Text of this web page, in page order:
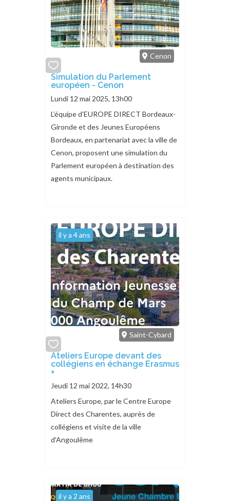
Cenon
add
or
remove
Simulation du Parlement
européen - Cenon
Lundi 12 mai 2025, 13h00
L’équipe d’EUROPE DIRECT Bordeaux-
Gironde et des Jeunes Européens
Bordeaux, en partenariat avec la ville de
Cenon, proposent une simulation du
Parlement européen à destination des
agents municipaux.
il y a 4 ans
Saint-Cybard
add
or
Ateliers Europe devant des
collégiens en échange Erasmus
+
Jeudi 12 mai 2022, 14h30
Ateliers Europe, par le Centre Europe
Direct des Charentes, auprès de
collégiens et visite de la ville
d'Angoulême
il y a 2 ans